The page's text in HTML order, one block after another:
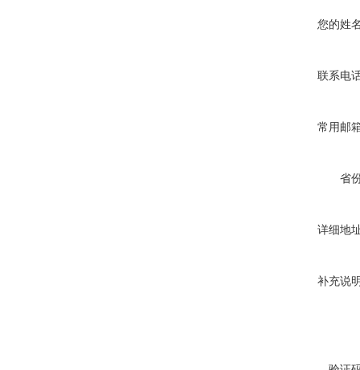
您的姓
联系电
常用邮
省
详细地
补充说